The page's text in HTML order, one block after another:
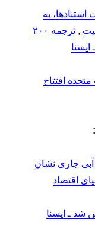
به
,
ترجمه ۲۰۰
افتتاح
جاری نشان
اقتصاد
شد ـ ایسنا